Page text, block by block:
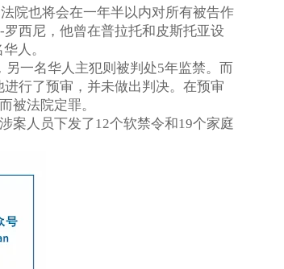
院也将会在一年半以内对所有被告作
-罗西尼，他曾在普拉托和皮斯托亚设
人。
另一名华人主犯则被判处5年监禁。而
进行了预审，并未做出判决。在预审
被法院定罪。
案人员下发了12个软禁令和19个家庭